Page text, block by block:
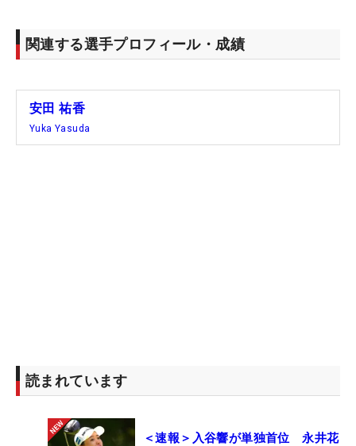
関連する選手プロフィール・成績
安田 祐香
Yuka Yasuda
読まれています
＜速報＞入谷響が単独首位 永井花